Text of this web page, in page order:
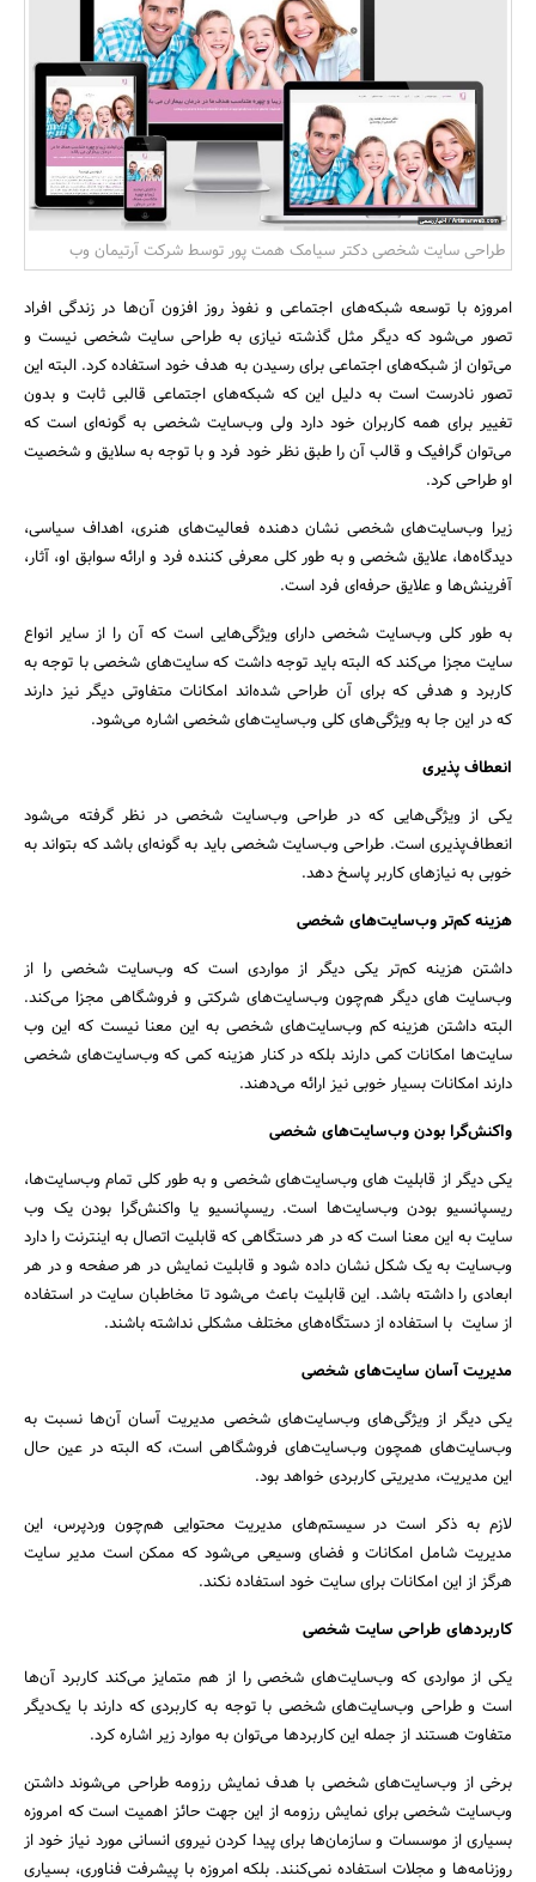
بانک، بیمه و سرمایه
مسکن و ساختمان
جستجو
طراحی سایت شخصی دکتر سیامک همت پور توسط شرکت آرتیمان وب
امروزه با توسعه شبکه‌های اجتماعی و نفوذ روز افزون آن‌ها در زندگی افراد
تصور می‌شود که دیگر مثل گذشته نیازی به طراحی سایت شخصی نیست و
می‌توان از شبکه‌های اجتماعی برای رسیدن به هدف خود استفاده کرد. البته این
تصور نادرست است به دلیل این که شبکه‌های اجتماعی قالبی ثابت و بدون
تغییر برای همه کاربران خود دارد ولی وب‌سایت شخصی به گونه‌ای است که
می‌توان گرافیک و قالب آن را طبق نظر خود فرد و با توجه به سلایق و شخصیت
او طراحی کرد.
زیرا وب‌سایت‌های شخصی نشان دهنده فعالیت‌های هنری، اهداف سیاسی،
دیدگاه‌ها، علایق شخصی و به طور کلی معرفی کننده فرد و ارائه سوابق او، آثار،
آفرینش‌ها و علایق حرفه‌ای فرد است.
به طور کلی وب‌سایت شخصی دارای ویژگی‌هایی است که آن را از سایر انواع
سایت مجزا می‌کند که البته باید توجه داشت که سایت‌های شخصی با توجه به
کاربرد و هدفی که برای آن طراحی شده‌اند امکانات متفاوتی دیگر نیز دارند
که در این جا به ویژگی‌های کلی وب‌سایت‌های شخصی اشاره می‌شود.
انعطاف پذیری
یکی از ویژگی‌هایی که در طراحی وب‌سایت شخصی در نظر گرفته می‌شود
انعطاف‌پذیری است. طراحی وب‌سایت شخصی باید به گونه‌ای باشد که بتواند به
خوبی به نیازهای کاربر پاسخ دهد.
هزینه کم‌تر وب‌سایت‌های شخصی
داشتن هزینه کم‌تر یکی دیگر از مواردی است که وب‌سایت شخصی را از
وب‌سایت های دیگر هم‌چون وب‌سایت‌های شرکتی و فروشگاهی مجزا می‌کند.
البته داشتن هزینه کم وب‌سایت‌های شخصی به این معنا نیست که این وب
سایت‌ها امکانات کمی دارند بلکه در کنار هزینه کمی که وب‌سایت‌های شخصی
دارند امکانات بسیار خوبی نیز ارائه می‌دهند.
واکنش‌گرا بودن وب‌سایت‌های شخصی
یکی دیگر از قابلیت های وب‌سایت‌های شخصی و به طور کلی تمام وب‌سایت‌ها،
ریسپانسیو بودن وب‌سایت‌ها است. ریسپانسیو یا واکنش‌گرا بودن یک وب
سایت به این معنا است که در هر دستگاهی که قابلیت اتصال به اینترنت را دارد
وب‌سایت به یک شکل نشان داده شود و قابلیت نمایش در هر صفحه و در هر
ابعادی را داشته باشد. این قابلیت باعث می‌شود تا مخاطبان سایت در استفاده
از سایت با استفاده از دستگاه‌های مختلف مشکلی نداشته باشند.
مدیریت آسان ‌سایت‌های شخصی
یکی دیگر از ویژگی‌های وب‌سایت‌های شخصی مدیریت آسان آن‌ها نسبت به
وب‌سایت‌های همچون وب‌سایت‌های فروشگاهی است، که البته در عین حال
این مدیریت، مدیریتی کاربردی خواهد بود.
لازم به ذکر است در سیستم‌های مدیریت محتوایی هم‌چون وردپرس، این
مدیریت شامل امکانات و فضای وسیعی می‌شود که ممکن است مدیر سایت
هرگز از این امکانات برای سایت خود استفاده نکند.
کاربردهای طراحی سایت شخصی
یکی از مواردی که وب‌سایت‌های شخصی را از هم متمایز می‌کند کاربرد آن‌ها
است و طراحی وب‌سایت‌های شخصی با توجه به کاربردی که دارند با یک‌دیگر
متفاوت هستند از جمله‌ این کاربردها می‌توان به موارد زیر اشاره کرد.
برخی از وب‌سایت‌های شخصی با هدف نمایش رزومه طراحی می‌شوند داشتن
وب‌سایت شخصی برای نمایش رزومه از این جهت حائز اهمیت است که امروزه
بسیاری از موسسات و سازمان‌ها برای پیدا کردن نیروی انسانی مورد نیاز خود از
روزنامه‌ها و مجلات استفاده نمی‌کنند. بلکه امروزه با پیشرفت فناوری، بسیاری